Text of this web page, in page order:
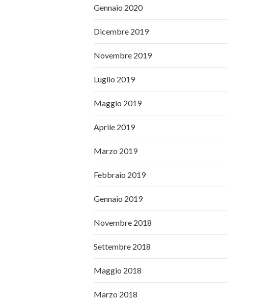
Gennaio 2020
Dicembre 2019
Novembre 2019
Luglio 2019
Maggio 2019
Aprile 2019
Marzo 2019
Febbraio 2019
Gennaio 2019
Novembre 2018
Settembre 2018
Maggio 2018
Marzo 2018